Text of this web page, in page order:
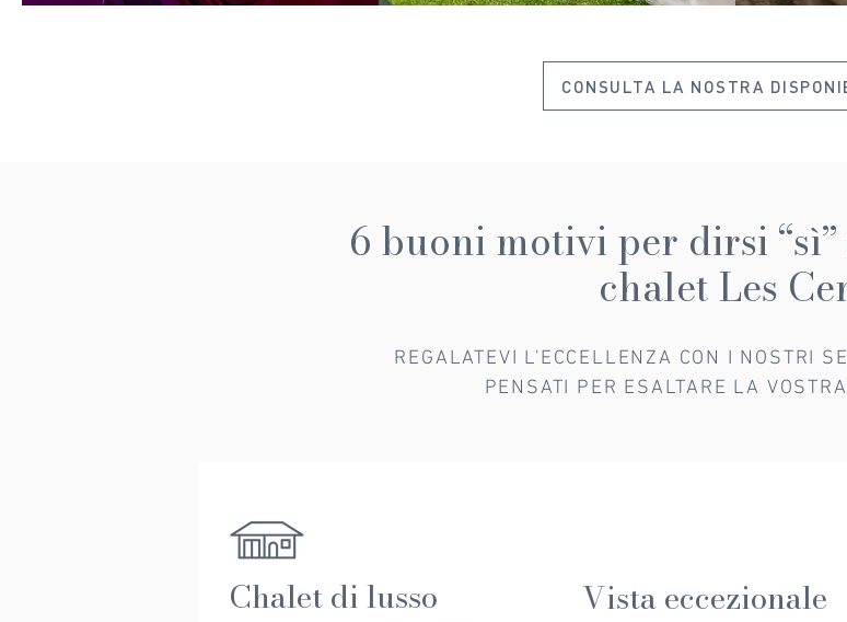
CONSULTA LA NOSTRA
6 buoni motivi per dirsi
chalet Les
REGALATEVI L'ECCELLENZA CON I NOSTRI
PENSATI PER ESALTARE LA
Chalet di lusso Vista eccezionale